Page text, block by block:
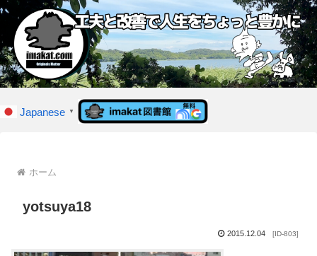
Japanese ▼
ホーム
yotsuya18
2015.12.04 [ID-803]